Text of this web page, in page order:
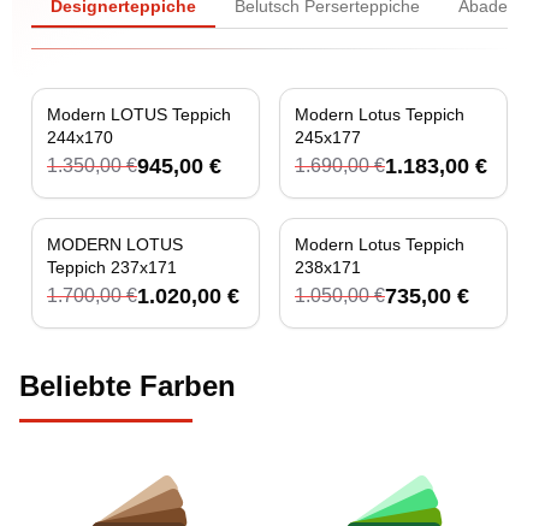
Designerteppiche Belutsch Perserteppiche Abadeh
-30%
Modern LOTUS Teppich
244x170
1.350,00 €945,00 €
-30%
Modern Lotus Teppich
245x177
1.690,00 €1.183,00 €
-40%
MODERN LOTUS
Teppich 237x171
1.700,00 €1.020,00 €
-30%
Modern Lotus Teppich
238x171
1.050,00 €735,00 €
Beliebte Farben